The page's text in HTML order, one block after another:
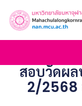
สอบวัดผ
2/2568